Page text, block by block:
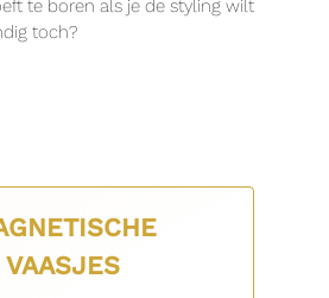
te boren als je de styling wilt
toch?
VAASJES